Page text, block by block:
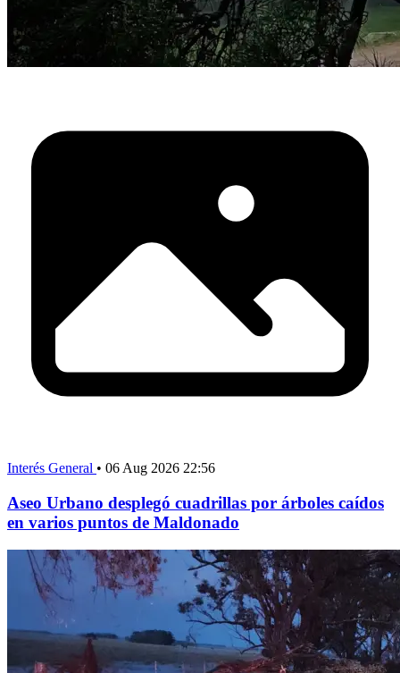
Interés General • 06 Aug 2026 22:56
Aseo Urbano desplegó cuadrillas por árboles caídos
en varios puntos de Maldonado